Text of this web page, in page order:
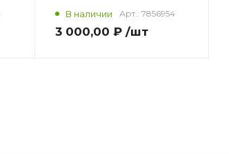
В наличии Арт.: 7856954
3 000,00 ₽/шт